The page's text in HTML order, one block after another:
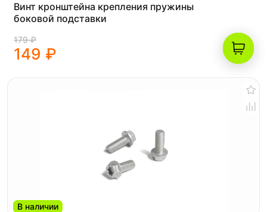
Винт кронштейна крепления пружины
боковой подставки
179 ₽
149 ₽
В наличии